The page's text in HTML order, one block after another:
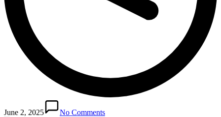
June 2, 2025 No Comments